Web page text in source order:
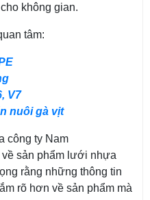
không gian.
tâm:
V7
nuôi gà vịt
công ty Nam
sản phẩm lưới nhựa
rằng những thông tin
rõ hơn về sản phẩm mà